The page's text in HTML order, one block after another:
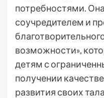
потребностями.
соучредителем и
возможности»,
детям с
получении
развития своих